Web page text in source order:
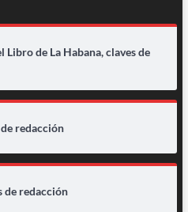
Libro de La Habana, claves de
redacción
de redacción